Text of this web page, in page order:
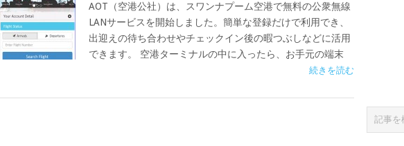
AOT（空港公社）は、スワンナプーム空港で無料の公衆無線
LANサービスを開始しました。簡単な登録だけで利用でき、
出迎えの待ち合わせやチェックイン後の暇つぶしなどに活用
できます。 空港ターミナルの中に入ったら、お手元の端末
続きを読む